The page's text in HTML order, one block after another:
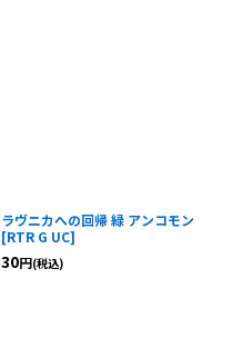
ラヴニカへの回帰 緑 アンコモン
[RTR G UC]
30円(税込)